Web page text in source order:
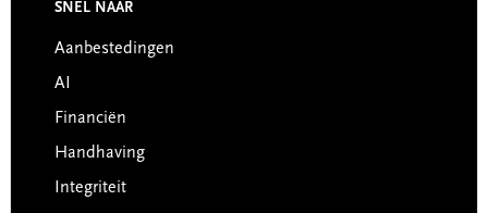
Footer
SNEL NAAR
Aanbestedingen
AI
Financiën
Handhaving
Integriteit